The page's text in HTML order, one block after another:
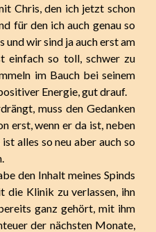
Chris, den ich jetzt schon
für den ich auch genau so
und wir sind ja auch erst am
einfach so toll, schwer zu
im Bauch bei seinem
Energie, gut drauf.
muss den Gedanken
erst, wenn er da ist, neben
alles so neu aber auch so
den Inhalt meines Spinds
die Klinik zu verlassen, ihn
ganz gehört, mit ihm
der nächsten Monate,